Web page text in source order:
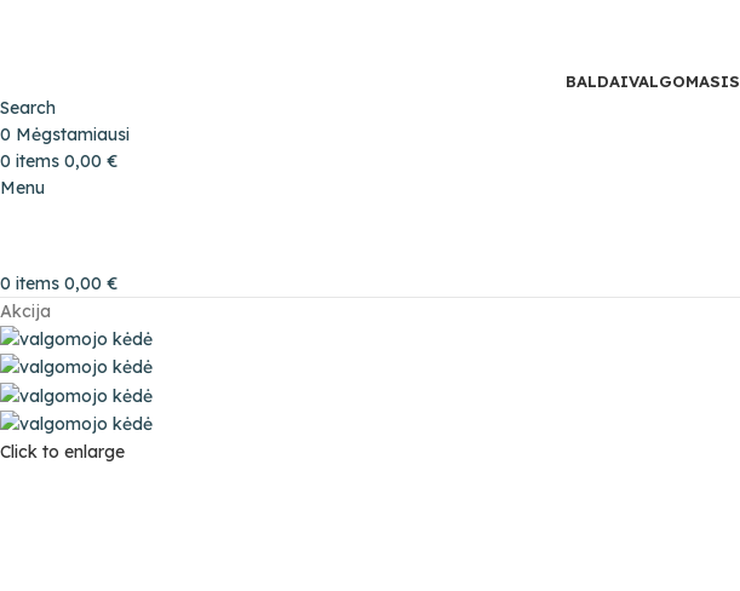
BALDAIVALGOMASIS
Search
0 Mėgstamiausi
0 items 0,00 €
Menu
0 items 0,00 €
Akcija
Click to enlarge